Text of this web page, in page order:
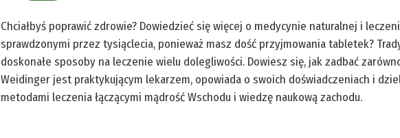
Chciałbyś poprawić zdrowie? Dowiedzieć się więcej o medycynie naturalnej i
sprawdzonymi przez tysiąclecia, ponieważ masz dość przyjmowania tabletek?
doskonałe sposoby na leczenie wielu dolegliwości. Dowiesz się, jak zadbać
Weidinger jest praktykującym lekarzem, opowiada o swoich doświadczeniach i
metodami leczenia łączącymi mądrość Wschodu i wiedzę naukową zachodu.